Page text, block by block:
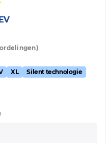
XL Silent technologie